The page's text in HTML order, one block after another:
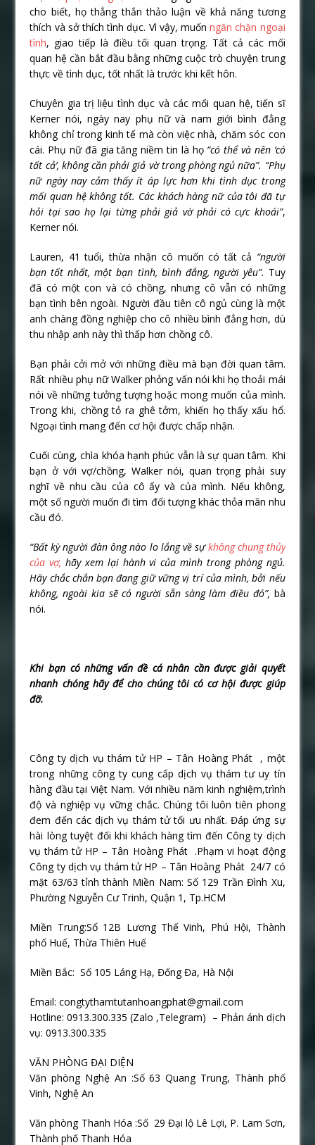
cho biết, họ thẳng thắn thảo luận về khả năng tương
thích và sở thích tình dục. Vì vậy, muốnngăn chặn ngoại
tình, giao tiếp là điều tối quan trọng. Tất cả các mối
quan hệ cần bắt đầu bằng những cuộc trò chuyện trung
thực về tình dục, tốt nhất là trước khi kết hôn.
Chuyên gia trị liệu tình dục và các mối quan hệ, tiến sĩ
Kerner nói, ngày nay phụ nữ và nam giới bình đẳng
không chỉ trong kinh tế mà còn việc nhà, chăm sóc con
cái. Phụ nữ đã gia tăng niềm tin là họ “có thể và nên ‘có
tất cả’, không cần phải giả vờ trong phòng ngủ nữa”. “Phụ
nữ ngày nay cảm thấy ít áp lực hơn khi tình dục trong
mối quan hệ không tốt. Các khách hàng nữ của tôi đã tự
hỏi tại sao họ lại từng phải giả vờ phải có cực khoái”,
Kerner nói.
Lauren, 41 tuổi, thừa nhận cô muốn có tất cả “người
bạn tốt nhất, một bạn tình, bình đẳng, người yêu”. Tuy
đã có một con và có chồng, nhưng cô vẫn có những
bạn tình bên ngoài. Người đầu tiên cô ngủ cùng là một
anh chàng đồng nghiệp cho cô nhiều bình đẳng hơn, dù
thu nhập anh này thì thấp hơn chồng cô.
Bạn phải cởi mở với những điều mà bạn đời quan tâm.
Rất nhiều phụ nữ Walker phỏng vấn nói khi họ thoải mái
nói về những tưởng tượng hoặc mong muốn của mình.
Trong khi, chồng tỏ ra ghê tởm, khiến họ thấy xấu hổ.
Ngoại tình mang đến cơ hội được chấp nhận.
Cuối cùng, chìa khóa hạnh phúc vẫn là sự quan tâm. Khi
bạn ở với vợ/chồng, Walker nói, quan trọng phải suy
nghĩ về nhu cầu của cô ấy và của mình. Nếu không,
một số người muốn đi tìm đối tượng khác thỏa mãn nhu
cầu đó.
“Bất kỳ người đàn ông nào lo lắng về sựkhông chung thủy
của vợ, hãy xem lại hành vi của mình trong phòng ngủ.
Hãy chắc chắn bạn đang giữ vững vị trí của mình, bởi nếu
không, ngoài kia sẽ có người sẵn sàng làm điều đó”, bà
nói.
Khi bạn có những vấn đề cá nhân cần được giải quyết
nhanh chóng hãy để cho chúng tôi có cơ hội được giúp
đỡ.
Công ty dịch vụ thám tử HP – Tân Hoàng Phát , một
trong những công ty cung cấp dịch vụ thám tư uy tín
hàng đầu tại Việt Nam. Với nhiều năm kinh nghiệm,trình
độ và nghiệp vụ vững chắc. Chúng tôi luôn tiên phong
đem đến các dịch vụ thám tử tối ưu nhất. Đáp ứng sự
hài lòng tuyệt đối khi khách hàng tìm đến Công ty dịch
vụ thám tử HP – Tân Hoàng Phát .Phạm vi hoạt động
Công ty dịch vụ thám tử HP – Tân Hoàng Phát 24/7 có
mặt 63/63 tỉnh thành Miền Nam: Số 129 Trần Đình Xu,
Phường Nguyễn Cư Trinh, Quận 1, Tp.HCM
Miền Trung:Số 12B Lương Thế Vinh, Phú Hội, Thành
phố Huế, Thừa Thiên Huế
Miền Bắc: Số 105 Láng Hạ, Đống Đa, Hà Nội
Email: congtythamtutanhoangphat@gmail.com
Hotline: 0913.300.335 (Zalo ,Telegram) – Phản ánh dịch
vụ: 0913.300.335
VĂN PHÒNG ĐẠI DIỆN
Văn phòng Nghệ An :Số 63 Quang Trung, Thành phố
Vinh, Nghệ An
Văn phòng Thanh Hóa :Số 29 Đại lộ Lê Lợi, P. Lam Sơn,
Thành phố Thanh Hóa